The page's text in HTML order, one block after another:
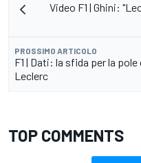
Video F1 | Ghini:
PROSSIMO ARTICOLO
F1 | Dati: la sfida per la
Leclerc
TOP COMMENTS